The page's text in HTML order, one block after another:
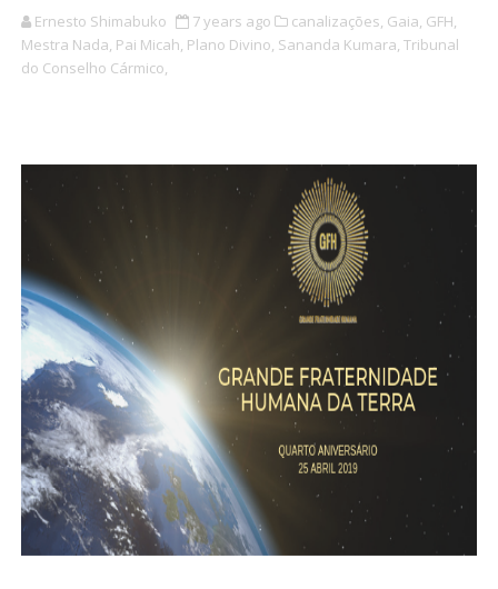
Ernesto Shimabuko 7 years ago canalizações, Gaia, GFH,
Mestra Nada, Pai Micah, Plano Divino, Sananda Kumara, Tribunal
do Conselho Cármico,